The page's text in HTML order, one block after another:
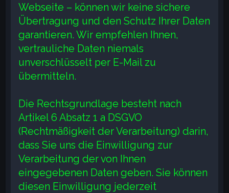
Webseite – können wir keine sichere
Übertragung und den Schutz Ihrer Daten
garantieren. Wir empfehlen Ihnen,
vertrauliche Daten niemals
unverschlüsselt per E-Mail zu
übermitteln.
Die Rechtsgrundlage besteht nach
Artikel 6 Absatz 1 a DSGVO
(Rechtmäßigkeit der Verarbeitung) darin,
dass Sie uns die Einwilligung zur
Verarbeitung der von Ihnen
eingegebenen Daten geben. Sie können
diesen Einwilligung jederzeit